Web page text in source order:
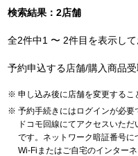
検索結果：2店舗
全2件中1 〜 2件目を表示し
予約申込する店舗/購入商品
申し込み後に店舗を変更するこ
予約手続きにはログインが必要
ドコモ回線にてアクセスいた
です。ネットワーク暗証番号に
Wi-Fiまたはご自宅のインター